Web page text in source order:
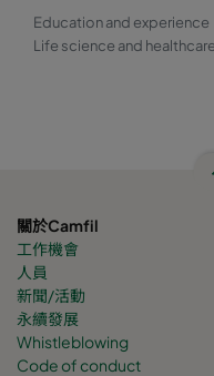
Education and experience
Life science and healthcare
關於Camfil
工作機會
人員
新聞/活動
永續發展
Whistleblowing
Code of conduct